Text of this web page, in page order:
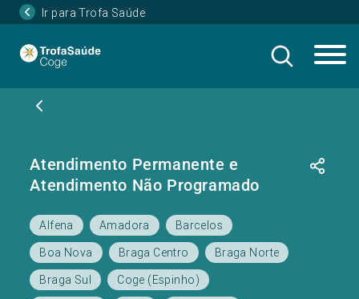
Ir para Trofa Saúde
Atendimento Permanente e
Atendimento Não Programado
Alfena Amadora
Barcelos
Boa Nova
Braga Centro
Braga Norte
Braga Sul
Coge (Espinho)